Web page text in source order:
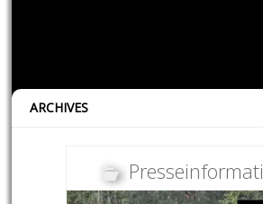
ARCHIVES